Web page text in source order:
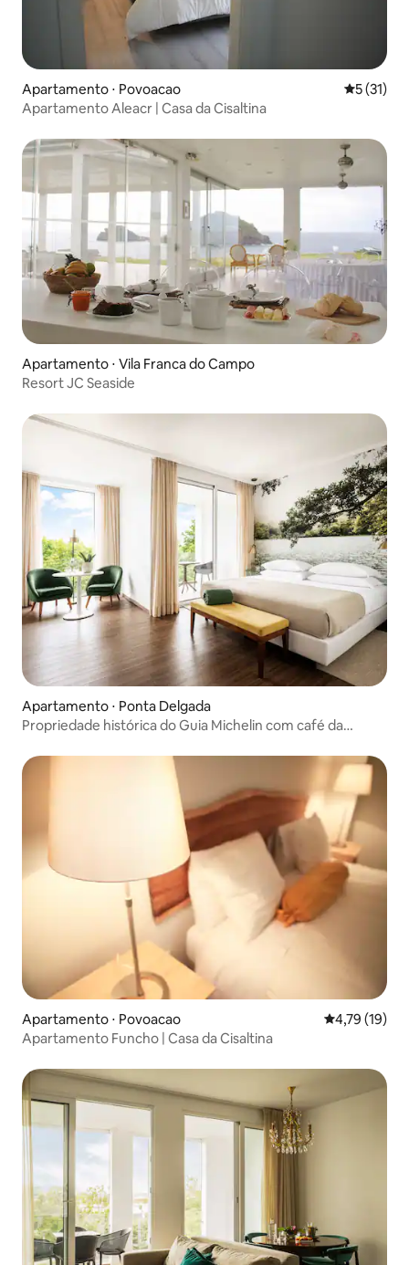
Apartamento ⋅ Povoacao 5 de uma
5 (31)
Apartamento Aleacr | Casa da Cisaltina
Apartamento ⋅ Vila Franca do Campo
Resort JC Seaside
Apartamento ⋅ Ponta Delgada
Propriedade histórica do Guia Michelin com café da
Apartamento ⋅ Povoacao 4,79 de uma
4,79 (19)
Apartamento Funcho | Casa da Cisaltina